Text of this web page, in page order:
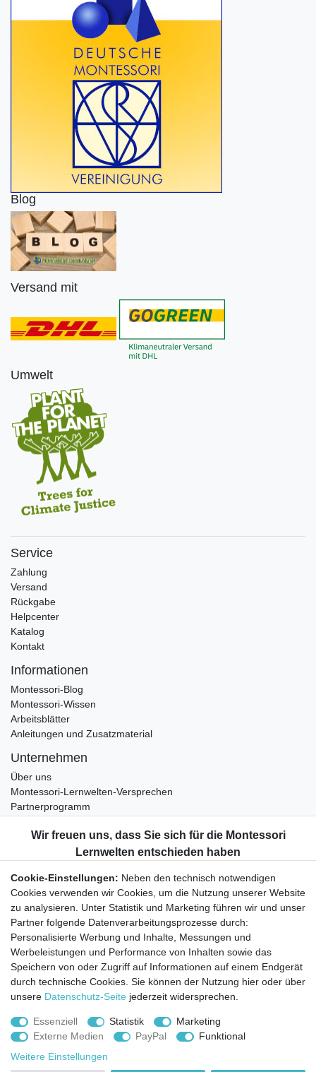
Blog
Versand mit
Umwelt
Service
Zahlung
Versand
Rückgabe
Helpcenter
Katalog
Kontakt
Informationen
Montessori-Blog
Montessori-Wissen
Arbeitsblätter
Anleitungen und Zusatzmaterial
Unternehmen
Über uns
Montessori-Lernwelten-Versprechen
Partnerprogramm
Bestellung widerrufen
Datenschutzerklärung
AGB
Impressum
Aktuelles rund um Montessori-Materialien und
Montessori-Pädagogik.
Kostenfreie wöchentliche Infos
Hiermit bestätige ich, dass ich dieDaten­schutz­erklärunggelesen habe. Sie
Abonnieren
Cookie-Einstellungen: Neben den technisch notwendigen
Cookies verwenden wir Cookies, um die Nutzung unserer Website
zu analysieren. Unter Statistik und Marketing führen wir und unser
Partner folgende Datenverarbeitungsprozesse durch:
Personalisierte Werbung und Inhalte, Messungen und
Werbeleistungen und Performance von Inhalten sowie das
Speichern von oder Zugriff auf Informationen auf einem Endgerät
durch technische Cookies. Sie können der Nutzung hier oder über
unsere Datenschutz-Seite jederzeit widersprechen.
Essenziell Statistik
Marketing
Externe Medien
PayPal
Funktional
Weitere Einstellungen